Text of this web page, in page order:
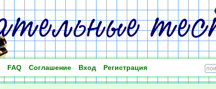
FAQ Соглашение Вход Регистрация